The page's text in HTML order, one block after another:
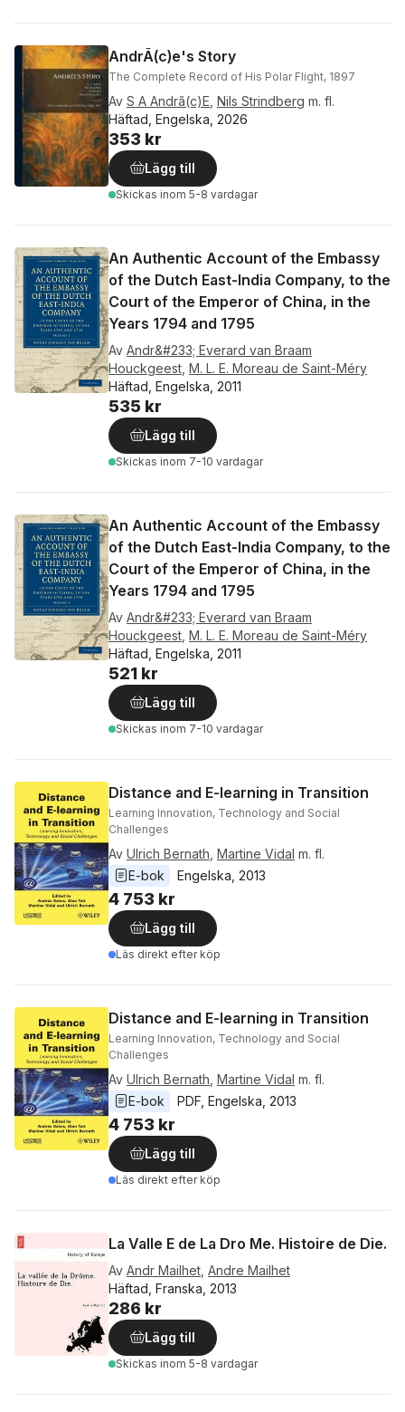
AndrÃ(c)e's Story
The Complete Record of His Polar Flight, 1897
Av S A Andrã(c)E Nils Strindberg m. fl.
Häftad, Engelska, 2026
353 kr
Lägg till
Skickas inom 5-8 vardagar
An Authentic Account of the Embassy
of the Dutch East-India Company, to the
Court of the Emperor of China, in the
Years 1794 and 1795
Av Andr&#233; Everard van Braam
Houckgeest M. L. E. Moreau de Saint-Méry
Häftad, Engelska, 2011
535 kr
Lägg till
Skickas inom 7-10 vardagar
An Authentic Account of the Embassy
of the Dutch East-India Company, to the
Court of the Emperor of China, in the
Years 1794 and 1795
Av Andr&#233; Everard van Braam
Houckgeest M. L. E. Moreau de Saint-Méry
Häftad, Engelska, 2011
521 kr
Lägg till
Skickas inom 7-10 vardagar
Distance and E-learning in Transition
Learning Innovation, Technology and Social
Challenges
Av Ulrich Bernath Martine Vidal m. fl.
E-bok
Engelska 2013
4 753 kr
Lägg till
Läs direkt efter köp
Distance and E-learning in Transition
Learning Innovation, Technology and Social
Challenges
Av Ulrich Bernath Martine Vidal m. fl.
E-bok
PDF Engelska 2013
4 753 kr
Lägg till
Läs direkt efter köp
La Valle E de La Dro Me. Histoire de Die.
Av Andr Mailhet Andre Mailhet
Häftad, Franska, 2013
286 kr
Lägg till
Skickas inom 5-8 vardagar